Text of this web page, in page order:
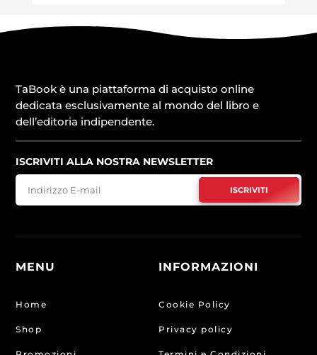
TaBook è una piattaforma di acquisto online
dedicata esclusivamente al mondo del libro e
dell’editoria indipendente.
ISCRIVITI ALLA NOSTRA NEWSLETTER
ISCRIVITI
MENU
Home
Shop
INFORMAZIONI
Cookie Policy
Privacy policy